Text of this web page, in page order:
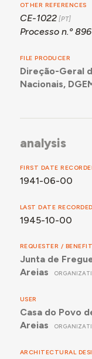
OTHER REFERENCES
CE-1022
Processo n.º
FILE PRODUCER
Direção-Geral
Nacionais,
analysis
FIRST DATE
1941-06-00
LAST DATE
1945-10-00
REQUESTER /
Junta de
Areias
USER
Casa do Povo
Areias
ARCHITECTURAL